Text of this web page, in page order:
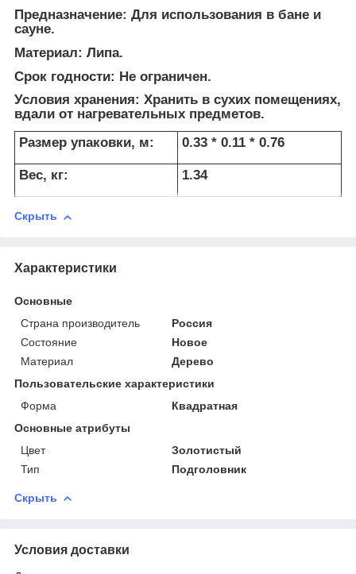
Предназначение: Для использования в бане и
сауне.
Материал: Липа.
Срок годности: Не ограничен.
Условия хранения: Хранить в сухих помещениях,
вдали от нагревательных предметов.
Размер упаковки, м:
0.33 * 0.11 * 0.76
Вес, кг: 1.34
Скрыть
Характеристики
Основные
Страна производитель
Россия
Состояние
Новое
Материал
Дерево
Пользовательские характеристики
Форма
Квадратная
Основные атрибуты
Цвет
Золотистый
Тип
Подголовник
Скрыть
Условия доставки